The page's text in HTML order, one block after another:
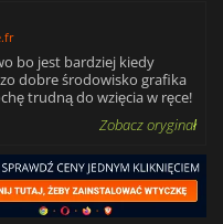
bo jest bardziej kiedy
dobre środowisko grafika
trudną do wzięcia w ręce!
Zobacz oryginał